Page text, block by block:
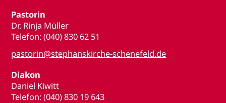
Pastorin
Dr. Rinja Müller
Telefon: (040) 830 62 51
pastorin@stephanskirche-schenefeld.de
Diakon
Daniel Kiwitt
Telefon: (040) 830 19 643